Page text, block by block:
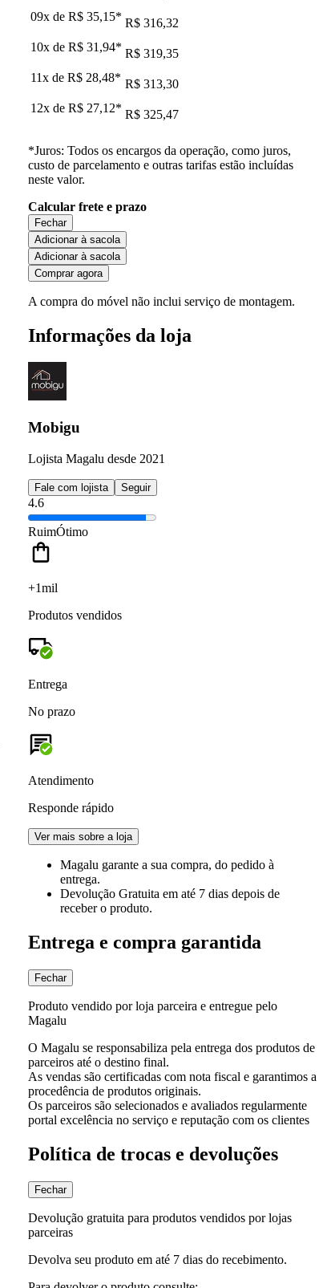
09x de R$ 35,15* R$ 316,32
10x de R$ 31,94* R$ 319,35
11x de R$ 28,48* R$ 313,30
12x de R$ 27,12* R$ 325,47
*Juros: Todos os encargos da operação, como juros,
custo de parcelamento e outras tarifas estão incluídas
neste valor.
Calcular frete e prazo
Fechar
Adicionar à sacola
Adicionar à sacola
Comprar agora
A compra do móvel não inclui serviço de montagem.
Informações da loja
Mobigu
Lojista Magalu desde 2021
Fale com lojista Seguir
4.6
RuimÓtimo
+1mil
Produtos vendidos
Entrega
No prazo
Atendimento
Responde rápido
Ver mais sobre a loja
Magalu garante a sua compra, do pedido à
entrega.
Devolução Gratuita em até 7 dias depois de
receber o produto.
Entrega e compra garantida
Fechar
Produto vendido por loja parceira e entregue pelo
Magalu
O Magalu se responsabiliza pela entrega dos produtos de
parceiros até o destino final.
As vendas são certificadas com nota fiscal e garantimos a
procedência de produtos originais.
Os parceiros são selecionados e avaliados regularmente
portal excelência no serviço e reputação com os clientes
Política de trocas e devoluções
Fechar
Devolução gratuita para produtos vendidos por lojas
parceiras
Devolva seu produto em até 7 dias do recebimento.